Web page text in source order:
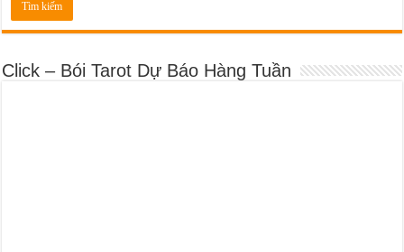
Click – Bói Tarot Dự Báo Hàng Tuần